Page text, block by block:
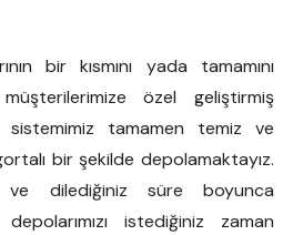
bir kısmını yada tamamını
özel geliştirmiş
sistemimiz tamamen temiz ve
bir şekilde depolamaktayız.
ve dilediğiniz süre boyunca
depolarımızı istediğiniz zaman